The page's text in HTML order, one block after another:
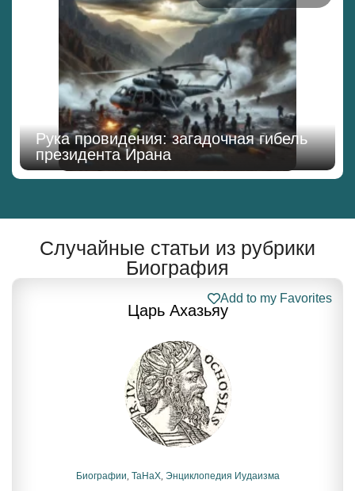
Рука провидения: загадочная гибель
президента Ирана
Случайные статьи из рубрики
Биография
Царь Ахазьяу
Add to my Favorites
Биографии ТаНаХ, Энциклопедия Иудаизма